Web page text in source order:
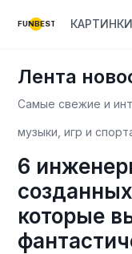
FUNBEST КАРТИНКИ
Лента
Самые свежие и
музыки, игр и
6
которые